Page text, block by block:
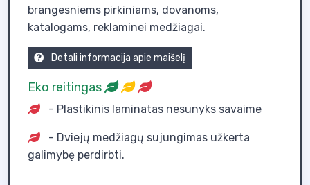
brangesniems pirkiniams, dovanoms,
katalogams, reklaminei medžiagai.
Detali informacija apie maišelį
Eko reitingas
- Plastikinis laminatas nesunyks savaime
- Dviejų medžiagų sujungimas užkerta
galimybę perdirbti.